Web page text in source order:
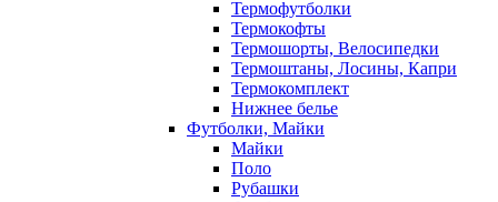
Термофутболки
Термокофты
Термошорты, Велосипедки
Термоштаны, Лосины, Капри
Термокомплект
Нижнее белье
Футболки, Майки
Майки
Поло
Рубашки